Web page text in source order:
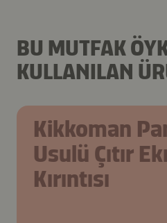
BU MUTFAK
KULLANILAN
Kikkoman
Usulü Çıtır
Kırıntısı